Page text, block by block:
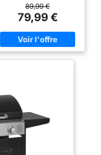
produit est constitué d'un
seul carton ;
89,99 €
79,99 €